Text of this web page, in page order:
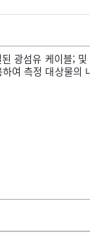
광섬유 케이블;
여 측정 대상물의